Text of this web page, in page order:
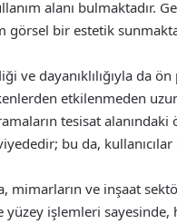
alanı bulmaktadır.
görsel bir estetik
ve dayanıklılığıyla da
etkilenmeden
tesisat alanındaki
bu da,
mimarların ve inşaat
işlemleri sayesinde,